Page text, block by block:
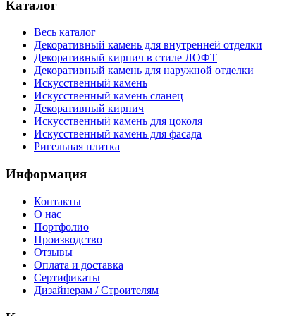
Каталог
Весь каталог
Декоративный камень для внутренней отделки
Декоративный кирпич в стиле ЛОФТ
Декоративный камень для наружной отделки
Искусственный камень
Искусственный камень сланец
Декоративный кирпич
Искусственный камень для цоколя
Искусственный камень для фасада
Ригельная плитка
Информация
Контакты
О нас
Портфолио
Производство
Отзывы
Оплата и доставка
Сертификаты
Дизайнерам / Строителям